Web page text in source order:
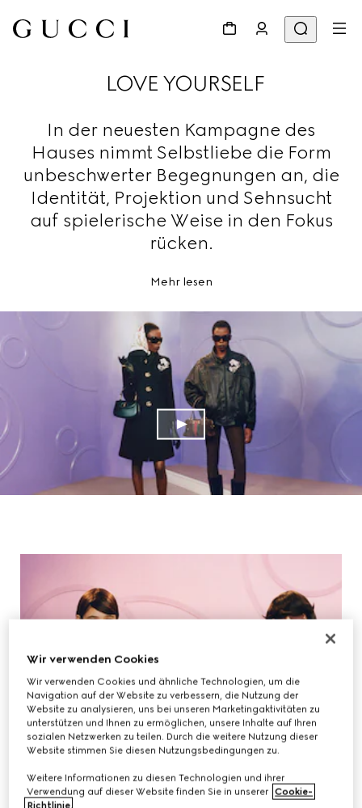
LOVE YOURSELF
In der neuesten Kampagne des
Hauses nimmt Selbstliebe die Form
unbeschwerter Begegnungen an, die
Identität, Projektion und Sehnsucht
auf spielerische Weise in den Fokus
rücken.
Mehr lesen
Wir verwenden Cookies
Wir verwenden Cookies und ähnliche Technologien, um die
Navigation auf der Website zu verbessern, die Nutzung der
Website zu analysieren, uns bei unseren Marketingaktivitäten zu
unterstützen und Ihnen zu ermöglichen, unsere Inhalte auf Ihren
sozialen Netzwerken zu teilen. Durch die weitere Nutzung dieser
Website stimmen Sie diesen Nutzungsbedingungen zu.
Weitere Informationen zu diesen Technologien und ihrer
Verwendung auf dieser Website finden Sie in unserer Cookie-
Richtlinie.